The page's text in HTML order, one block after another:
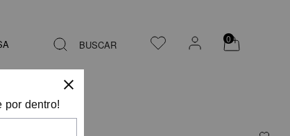
BUSCAR 0
por dentro!